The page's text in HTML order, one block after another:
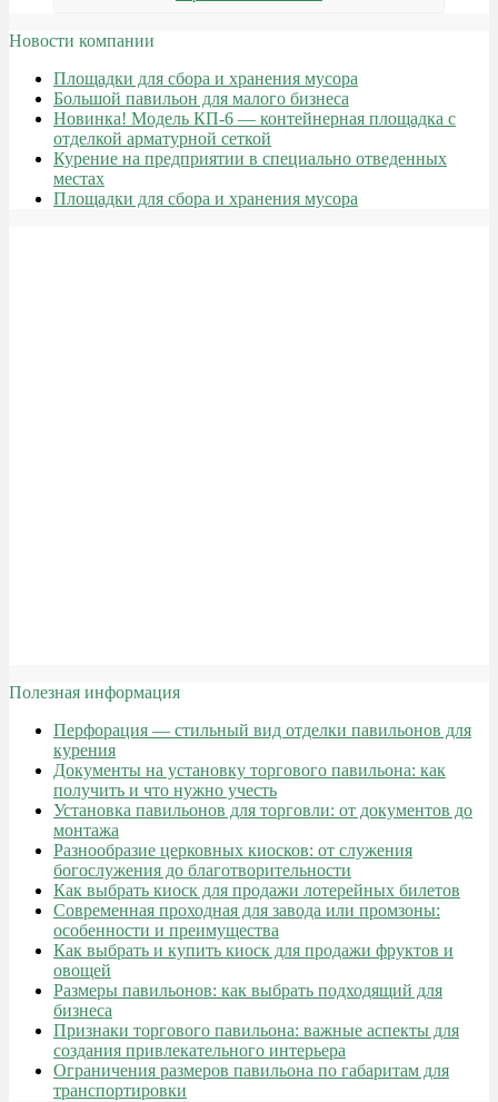
Новости компании
Площадки для сбора и хранения мусора
Большой павильон для малого бизнеса
Новинка! Модель КП-6 — контейнерная площадка с
отделкой арматурной сеткой
Курение на предприятии в специально отведенных
местах
Площадки для сбора и хранения мусора
Полезная информация
Перфорация — стильный вид отделки павильонов для
курения
Документы на установку торгового павильона: как
получить и что нужно учесть
Установка павильонов для торговли: от документов до
монтажа
Разнообразие церковных киосков: от служения
богослужения до благотворительности
Как выбрать киоск для продажи лотерейных билетов
Современная проходная для завода или промзоны:
особенности и преимущества
Как выбрать и купить киоск для продажи фруктов и
овощей
Размеры павильонов: как выбрать подходящий для
бизнеса
Признаки торгового павильона: важные аспекты для
создания привлекательного интерьера
Ограничения размеров павильона по габаритам для
транспортировки